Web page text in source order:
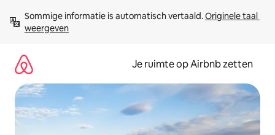
direct
naar
Sommige informatie is automatisch vertaald. Originele taal
weergeven
Je ruimte op Airbnb zetten